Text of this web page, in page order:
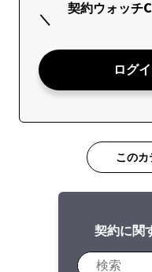
契約ウォッチ
ログ
このカ
契約に関